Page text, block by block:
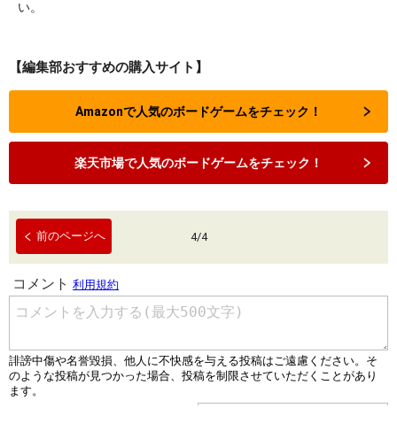
い。
【編集部おすすめの購入サイト】
Amazonで人気のボードゲームをチェック！
楽天市場で人気のボードゲームをチェック！
前のページへ 4/4